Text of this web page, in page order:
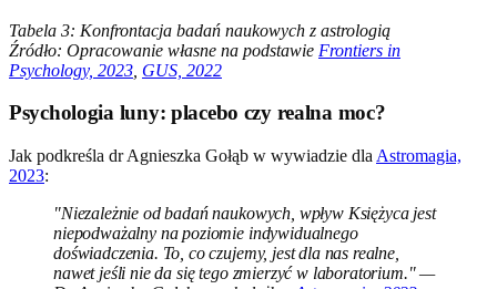
Tabela 3: Konfrontacja badań naukowych z astrologią
Źródło: Opracowanie własne na podstawie Frontiers in
Psychology, 2023 GUS, 2022
Psychologia luny: placebo czy realna moc?
Jak podkreśla dr Agnieszka Gołąb w wywiadzie dla Astromagia,
2023:
"Niezależnie od badań naukowych, wpływ Księżyca jest
niepodważalny na poziomie indywidualnego
doświadczenia. To, co czujemy, jest dla nas realne,
nawet jeśli nie da się tego zmierzyć w laboratorium." —